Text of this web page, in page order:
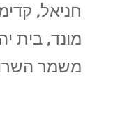
חניאל,
מונד, בית
משמר